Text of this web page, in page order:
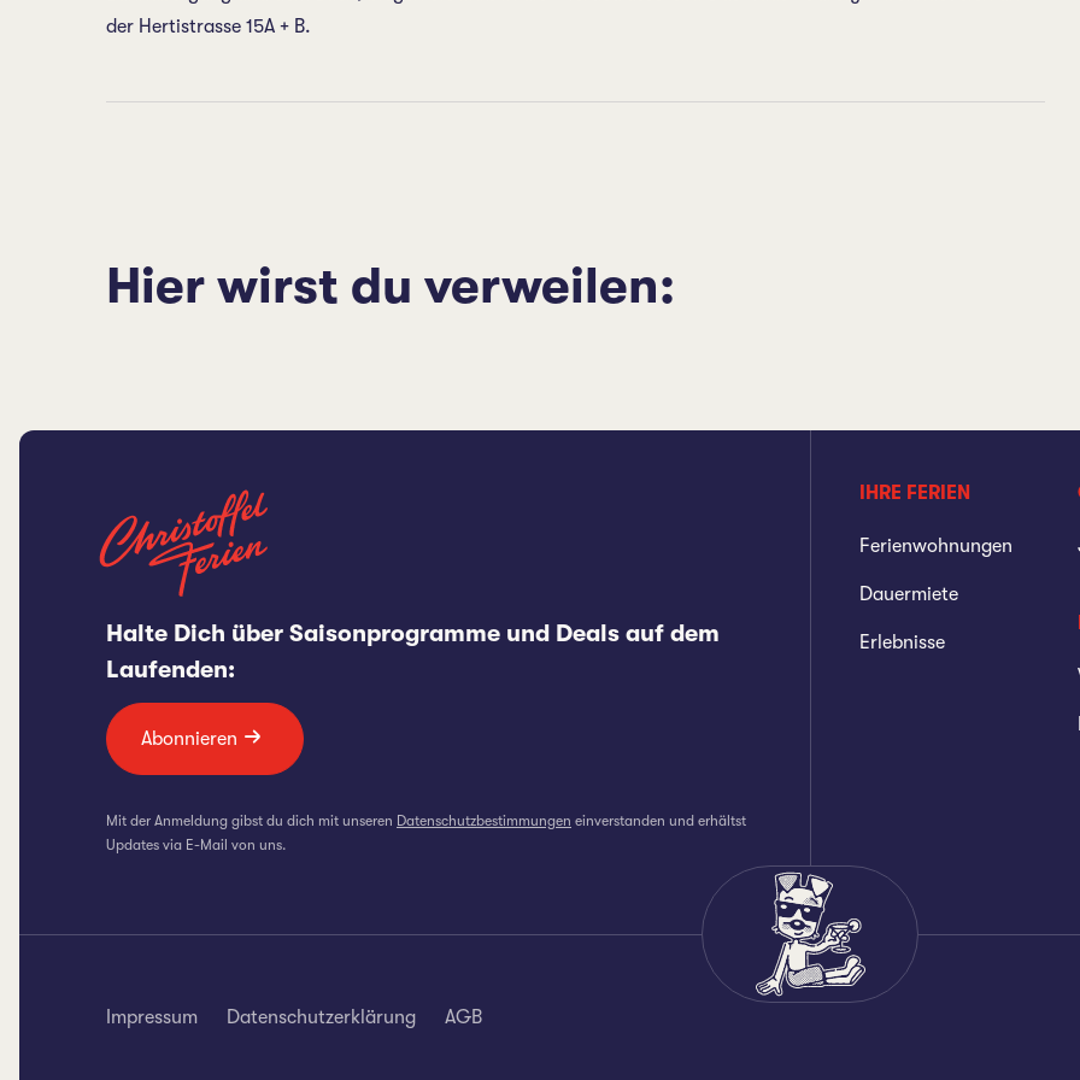
der Hertistrasse 15A + B.
Hier wirst du verweilen:
Halte Dich über Saisonprogramme und Deals auf dem
Laufenden:
Abonnieren
Mit der Anmeldung gibst du dich mit unseren Datenschutzbestimmungen einverstanden und erhältst
Updates via E-Mail von uns.
IHRE FERIEN
Ferienwohnungen
Dauermiete
Erlebnisse
Impressum Datenschutzerklärung AGB